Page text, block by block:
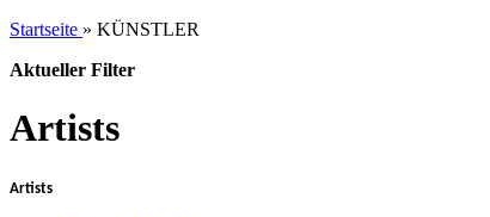
Startseite » KÜNSTLER
Aktueller Filter
Artists
Artists